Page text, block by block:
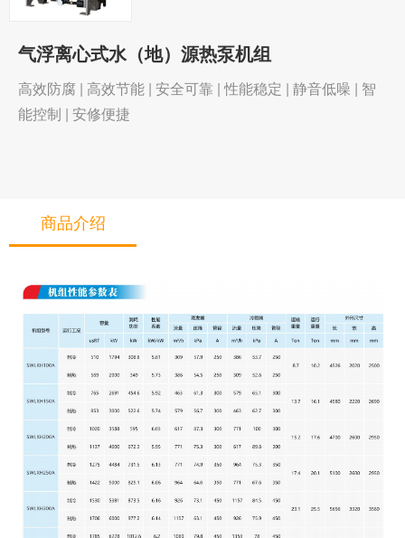
气浮离心式水（地）源热泵机组
高效防腐 | 高效节能 | 安全可靠 | 性能稳定 | 静音低噪 | 智
能控制 | 安修便捷
商品介绍